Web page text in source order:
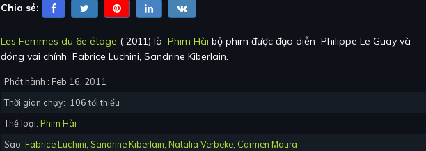
Chia sẻ:
Les Femmes du 6e étage ( 2011) là Phim Hài bộ phim được đạo diễn Philippe Le Guay và
đóng vai chính Fabrice Luchini, Sandrine Kiberlain.
Phát hành : Feb 16, 2011
Thời gian chạy: 106tối thiểu
Thể loại: Phim Hài
Sao: Fabrice Luchini, Sandrine Kiberlain, Natalia Verbeke, Carmen Maura